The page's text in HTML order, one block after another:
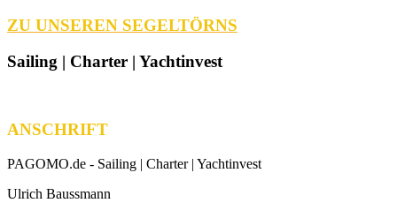
ZU UNSEREN SEGELTÖRNS
Sailing | Charter | Yachtinvest
ANSCHRIFT
PAGOMO.de - Sailing | Charter | Yachtinvest
Ulrich Baussmann